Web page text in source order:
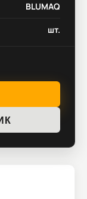
BLUMAQ
шт.